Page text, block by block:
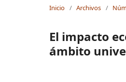
Inicio / Archivos /
El impacto
ámbito